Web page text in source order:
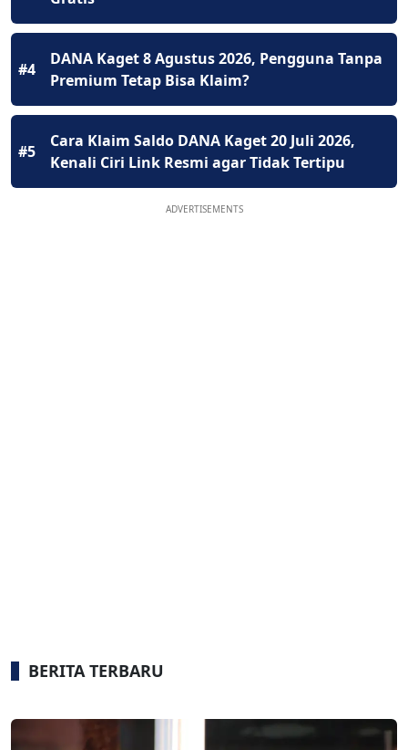
#4
DANA Kaget 8 Agustus 2026, Pengguna Tanpa
Premium Tetap Bisa Klaim?
#5
Cara Klaim Saldo DANA Kaget 20 Juli 2026,
Kenali Ciri Link Resmi agar Tidak Tertipu
ADVERTISEMENTS
BERITA TERBARU